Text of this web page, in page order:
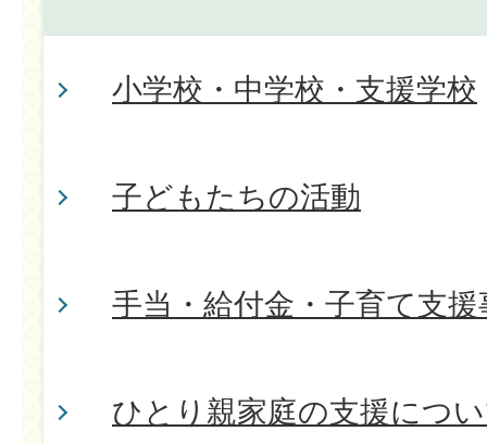
小学校・中学校・支援学校
子どもたちの活動
手当・給付金・子育て支援
ひとり親家庭の支援につ